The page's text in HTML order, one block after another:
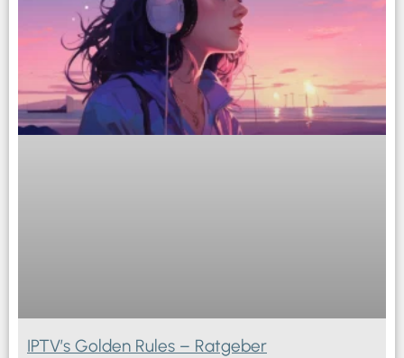
IPTV’s Golden Rules – Ratgeber